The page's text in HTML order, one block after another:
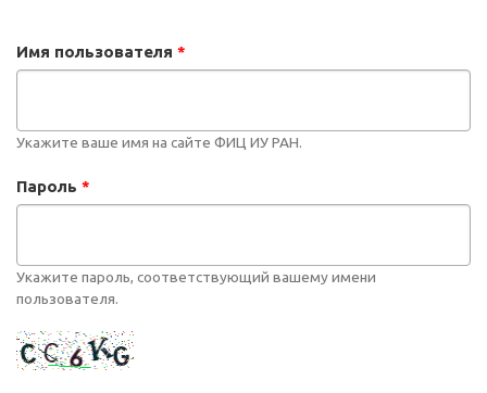
Имя пользователя *
Укажите ваше имя на сайте ФИЦ ИУ РАН.
Пароль *
Укажите пароль, соответствующий вашему имени
пользователя.